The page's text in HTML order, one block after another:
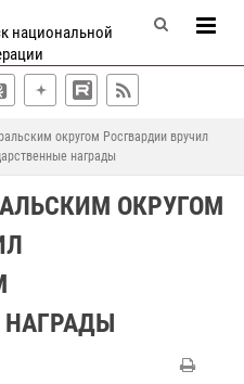
национальной
округом Росгвардии вручил
награды
ОКРУГОМ
НАГРАДЫ